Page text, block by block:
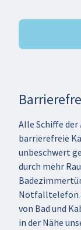
Alle Schiffe
barrierefreie
unbeschwert
durch mehr
Notfalltelefon
von Bad und
in der Nähe